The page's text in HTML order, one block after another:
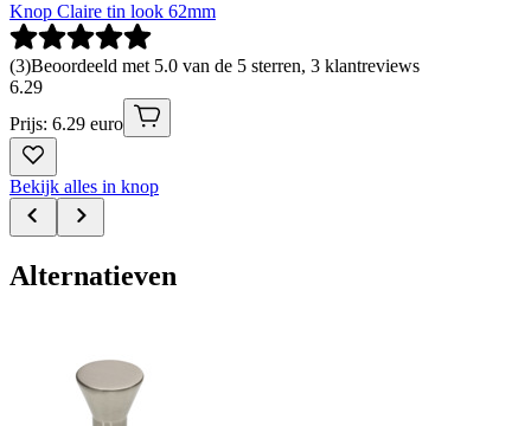
Knop Claire tin look 62mm
(3)Beoordeeld met 5.0 van de 5 sterren, 3 klantreviews
6.29
Prijs: 6.29 euro
Bekijk alles in knop
Alternatieven